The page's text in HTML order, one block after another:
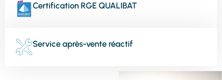
Certification RGE QUALIBAT
Service après-vente réactif